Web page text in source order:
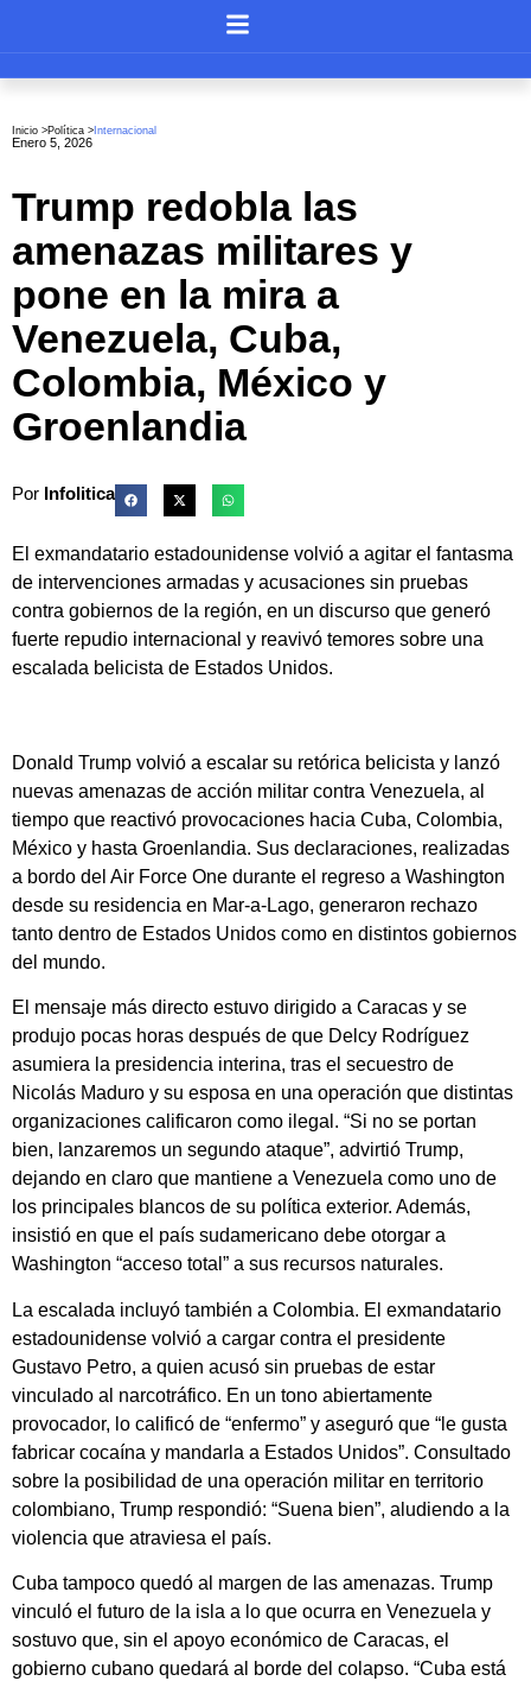
Inicio >Política > Internacional
Enero 5, 2026
Trump redobla las
amenazas militares y
pone en la mira a
Venezuela, Cuba,
Colombia, México y
Groenlandia
Por Infolitica
El exmandatario estadounidense volvió a agitar el fantasma
de intervenciones armadas y acusaciones sin pruebas
contra gobiernos de la región, en un discurso que generó
fuerte repudio internacional y reavivó temores sobre una
escalada belicista de Estados Unidos.
Donald Trump volvió a escalar su retórica belicista y lanzó
nuevas amenazas de acción militar contra Venezuela, al
tiempo que reactivó provocaciones hacia Cuba, Colombia,
México y hasta Groenlandia. Sus declaraciones, realizadas
a bordo del Air Force One durante el regreso a Washington
desde su residencia en Mar-a-Lago, generaron rechazo
tanto dentro de Estados Unidos como en distintos gobiernos
del mundo.
El mensaje más directo estuvo dirigido a Caracas y se
produjo pocas horas después de que Delcy Rodríguez
asumiera la presidencia interina, tras el secuestro de
Nicolás Maduro y su esposa en una operación que distintas
organizaciones calificaron como ilegal. “Si no se portan
bien, lanzaremos un segundo ataque”, advirtió Trump,
dejando en claro que mantiene a Venezuela como uno de
los principales blancos de su política exterior. Además,
insistió en que el país sudamericano debe otorgar a
Washington “acceso total” a sus recursos naturales.
La escalada incluyó también a Colombia. El exmandatario
estadounidense volvió a cargar contra el presidente
Gustavo Petro, a quien acusó sin pruebas de estar
vinculado al narcotráfico. En un tono abiertamente
provocador, lo calificó de “enfermo” y aseguró que “le gusta
fabricar cocaína y mandarla a Estados Unidos”. Consultado
sobre la posibilidad de una operación militar en territorio
colombiano, Trump respondió: “Suena bien”, aludiendo a la
violencia que atraviesa el país.
Cuba tampoco quedó al margen de las amenazas. Trump
vinculó el futuro de la isla a lo que ocurra en Venezuela y
sostuvo que, sin el apoyo económico de Caracas, el
gobierno cubano quedará al borde del colapso. “Cuba está